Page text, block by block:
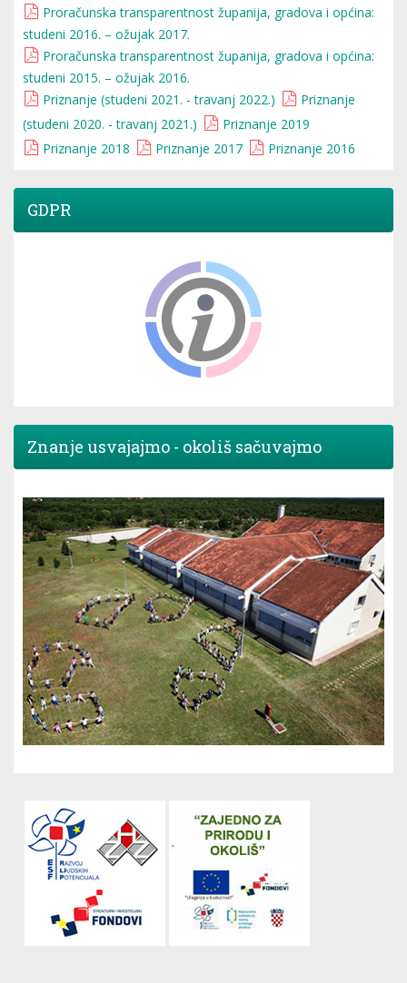
Proračunska transparentnost županija, gradova i općina:
studeni 2016. – ožujak 2017.
Proračunska transparentnost županija, gradova i općina:
studeni 2015. – ožujak 2016.
Priznanje (studeni 2021. - travanj 2022.)
Priznanje
(studeni 2020. - travanj 2021.)
Priznanje 2019
Priznanje 2018
Priznanje 2017 Priznanje 2016
GDPR
Znanje usvajajmo - okoliš sačuvajmo